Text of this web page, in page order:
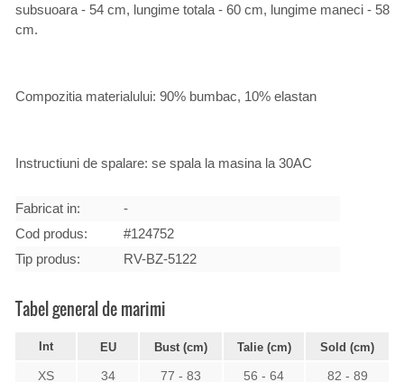
subsuoara - 54 cm, lungime totala - 60 cm, lungime maneci - 58
cm.
Compozitia materialului: 90% bumbac, 10% elastan
Instructiuni de spalare: se spala la masina la 30AC
Fabricat in:
-
Cod produs:
#124752
Tip produs:
RV-BZ-5122
Tabel general de marimi
Int EU Bust (cm) Talie (cm) Sold (cm)
XS 34 77 - 83 56 - 64 82 - 89